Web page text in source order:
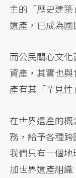
主的「歷史建
遺產，已成為國
而公民關心文
資產，其實也
產有其「罕見性
在世界遺產的
務，給予各種
我們只有一個
加世界遺產組